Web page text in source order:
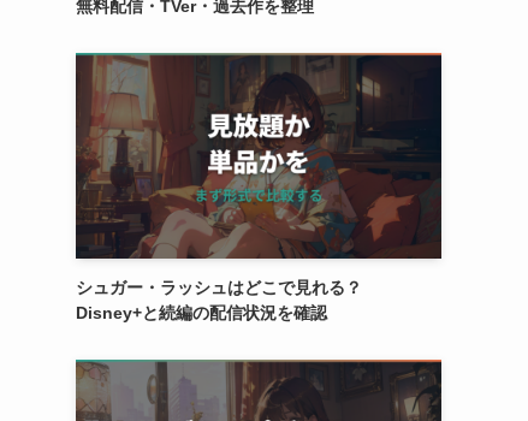
無料配信・TVer・過去作を整理
シュガー・ラッシュはどこで見れる？
Disney+と続編の配信状況を確認